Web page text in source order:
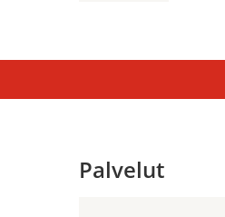
Palvelut